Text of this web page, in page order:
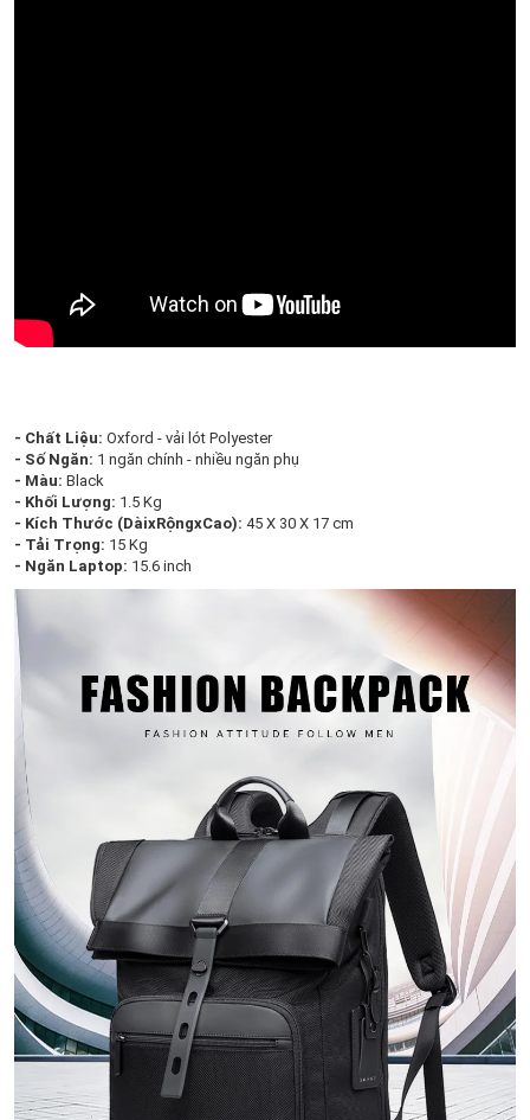
- Chất Liệu: Oxford - vải lót Polyester
- Số Ngăn: 1 ngăn chính - nhiều ngăn phụ
- Màu: Black
- Khối Lượng: 1.5 Kg
- Kích Thước (DàixRộngxCao): 45 X 30 X 17 cm
- Tải Trọng: 15 Kg
- Ngăn Laptop: 15.6 inch